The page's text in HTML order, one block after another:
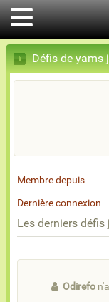
Défis de yams
Membre depuis
Dernière connexion
Les derniers
Odirefo